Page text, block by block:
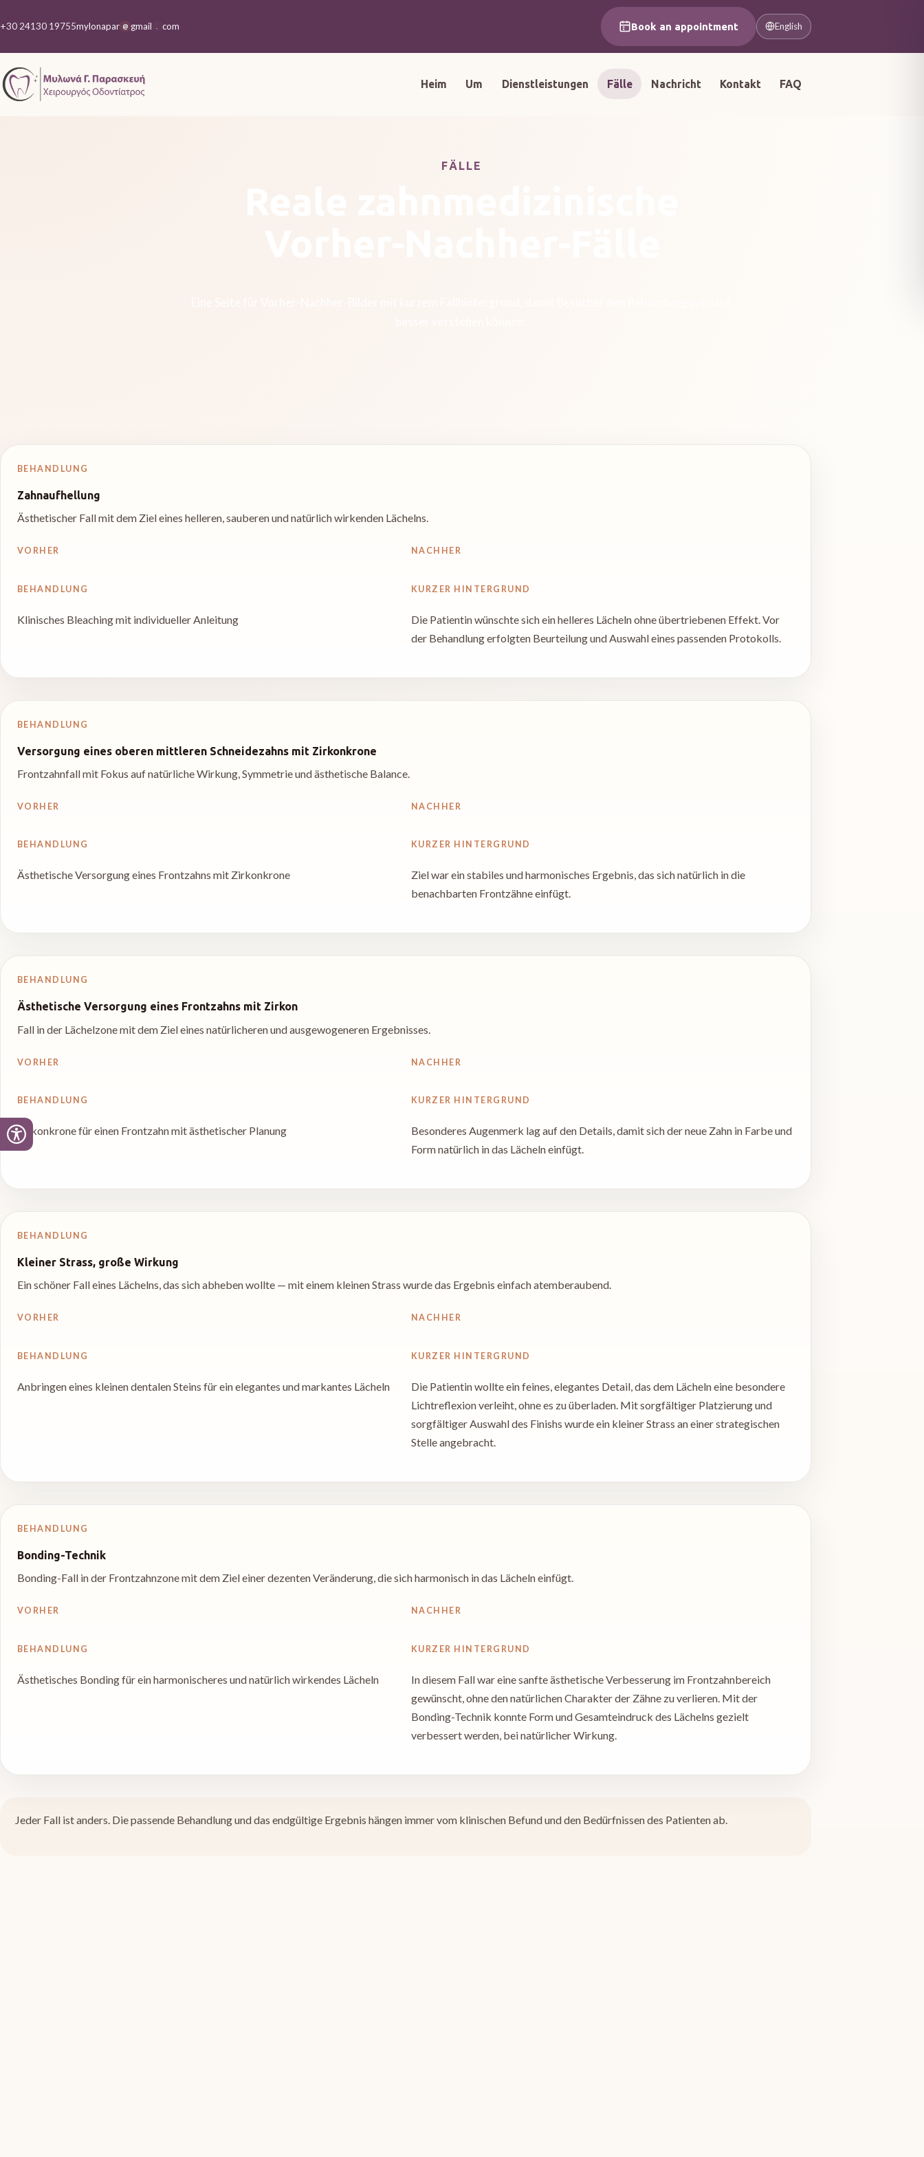
+30 24130 19755mylonapar @ gmail com Book an appointment English
Heim Um Dienstleistungen Fälle Nachricht Kontakt FAQ
FÄLLE
BEHANDLUNG
Zahnaufhellung
Ästhetischer Fall mit dem Ziel eines helleren, sauberen und natürlich wirkenden Lächelns.
VORHER NACHHER
BEHANDLUNG
Klinisches Bleaching mit individueller Anleitung
KURZER HINTERGRUND
Die Patientin wünschte sich ein helleres Lächeln ohne übertriebenen Effekt. Vor
der Behandlung erfolgten Beurteilung und Auswahl eines passenden Protokolls.
BEHANDLUNG
Versorgung eines oberen mittleren Schneidezahns mit Zirkonkrone
Frontzahnfall mit Fokus auf natürliche Wirkung, Symmetrie und ästhetische Balance.
VORHER NACHHER
BEHANDLUNG
Ästhetische Versorgung eines Frontzahns mit Zirkonkrone
KURZER HINTERGRUND
Ziel war ein stabiles und harmonisches Ergebnis, das sich natürlich in die
benachbarten Frontzähne einfügt.
BEHANDLUNG
Ästhetische Versorgung eines Frontzahns mit Zirkon
Fall in der Lächelzone mit dem Ziel eines natürlicheren und ausgewogeneren Ergebnisses.
VORHER NACHHER
BEHANDLUNG
Zirkonkrone für einen Frontzahn mit ästhetischer Planung
KURZER HINTERGRUND
Besonderes Augenmerk lag auf den Details, damit sich der neue Zahn in Farbe und
Form natürlich in das Lächeln einfügt.
BEHANDLUNG
Kleiner Strass, große Wirkung
Ein schöner Fall eines Lächelns, das sich abheben wollte — mit einem kleinen Strass wurde das Ergebnis einfach atemberaubend.
VORHER NACHHER
BEHANDLUNG
Anbringen eines kleinen dentalen Steins für ein elegantes und markantes Lächeln
KURZER HINTERGRUND
Die Patientin wollte ein feines, elegantes Detail, das dem Lächeln eine besondere
Lichtreflexion verleiht, ohne es zu überladen. Mit sorgfältiger Platzierung und
sorgfältiger Auswahl des Finishs wurde ein kleiner Strass an einer strategischen
Stelle angebracht.
BEHANDLUNG
Bonding-Technik
Bonding-Fall in der Frontzahnzone mit dem Ziel einer dezenten Veränderung, die sich harmonisch in das Lächeln einfügt.
VORHER NACHHER
BEHANDLUNG
Ästhetisches Bonding für ein harmonischeres und natürlich wirkendes Lächeln
KURZER HINTERGRUND
In diesem Fall war eine sanfte ästhetische Verbesserung im Frontzahnbereich
gewünscht, ohne den natürlichen Charakter der Zähne zu verlieren. Mit der
Bonding-Technik konnte Form und Gesamteindruck des Lächelns gezielt
verbessert werden, bei natürlicher Wirkung.
Jeder Fall ist anders. Die passende Behandlung und das endgültige Ergebnis hängen immer vom klinischen Befund und den Bedürfnissen des Patienten ab.